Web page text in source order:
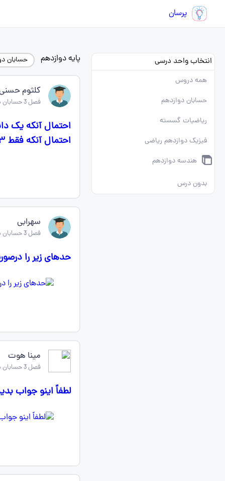
پرسان
انتخاب واحد درسی
همه دروس
حسابان دوازدهم
ریاضیات گسسته
فیزیک دوازدهم ریاضی
هندسه دوازدهم
بدون درس
پایه دوازدهم حسابان
کلثوم
فصل 3 حسابان دوازدهم
احتمال آنکه یک
احتمال آنکه فقط ۳تای آن جوانه بزند چقدزهست؟
سهرابی
فصل 3 حسابان دوازدهم
حدهای زیر را
مینا هوت
فصل 3 حسابان دوازدهم
لطفاً اینو جواب